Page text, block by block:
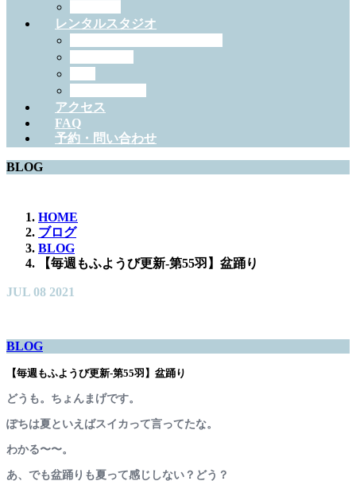
レンタルスタジオ
アクセス
FAQ
予約・問い合わせ
BLOG
HOME
ブログ
BLOG
【毎週もふようび更新-第55羽】盆踊り
JUL 08 2021
BLOG
【毎週もふようび更新-第55羽】盆踊り
どうも。ちょんまげです。
ぽちは夏といえばスイカって言ってたな。
わかる〜〜。
あ、でも盆踊りも夏って感じしない？どう？